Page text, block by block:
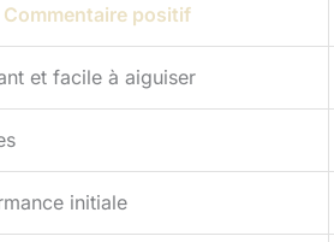
Commentaire positif
et facile à aiguiser
initiale